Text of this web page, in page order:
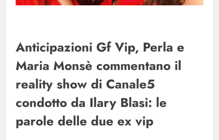
Anticipazioni Gf Vip, Perla e
Maria Monsè commentano il
reality show di Canale5
condotto da Ilary Blasi: le
parole delle due ex vip